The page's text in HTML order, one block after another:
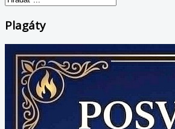
Plagáty